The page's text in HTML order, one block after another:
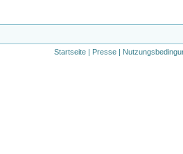
Startseite | Presse |